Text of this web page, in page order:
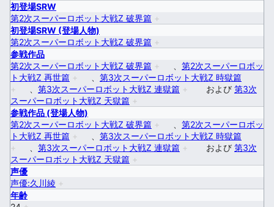
初登場SRW
第2次スーパーロボット大戦Z 破界篇 +
初登場SRW (登場人物)
第2次スーパーロボット大戦Z 破界篇 +
参戦作品
第2次スーパーロボット大戦Z 破界篇 +
第2次スーパーロボッ
ト大戦Z 再世篇 +
第3次スーパーロボット大戦Z 時獄篇
+
第3次スーパーロボット大戦Z 連獄篇 + および 第3次
スーパーロボット大戦Z 天獄篇 +
参戦作品 (登場人物)
第2次スーパーロボット大戦Z 破界篇 +
第2次スーパーロボッ
ト大戦Z 再世篇 +
第3次スーパーロボット大戦Z 時獄篇
+
第3次スーパーロボット大戦Z 連獄篇 + および 第3次
スーパーロボット大戦Z 天獄篇 +
声優
声優:久川綾 +
年齢